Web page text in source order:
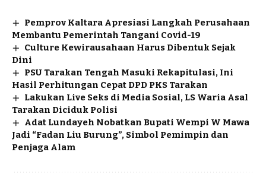
Pemprov Kaltara Apresiasi Langkah Perusahaan
Membantu Pemerintah Tangani Covid-19
Culture Kewirausahaan Harus Dibentuk Sejak
Dini
PSU Tarakan Tengah Masuki Rekapitulasi, Ini
Hasil Perhitungan Cepat DPD PKS Tarakan
Lakukan Live Seks di Media Sosial, LS Waria Asal
Tarakan Diciduk Polisi
Adat Lundayeh Nobatkan Bupati Wempi W Mawa
Jadi “Fadan Liu Burung”, Simbol Pemimpin dan
Penjaga Alam